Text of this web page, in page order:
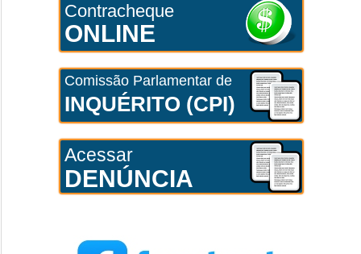
Contracheque
ONLINE
Comissão Parlamentar de
INQUÉRITO (CPI)
Acessar
DENÚNCIA